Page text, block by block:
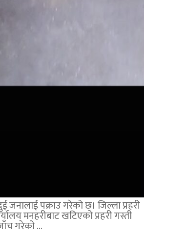
जनालाई पक्राउ गरेको छ। जिल्ला प्रहरी
मनहरीबाट खटिएको प्रहरी गस्ती
गरेको …